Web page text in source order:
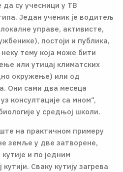
да су учесници у ТВ
Један ученик је водитељ
управе, активисте,
постоји и публика,
тему која може бити
или утицај климатских
окружење) или од
Они сами два месеца
консултације са мном“,
у средњој школи.
на практичном примеру
земље у две затворене,
и по једним
Сваку кутију загрева